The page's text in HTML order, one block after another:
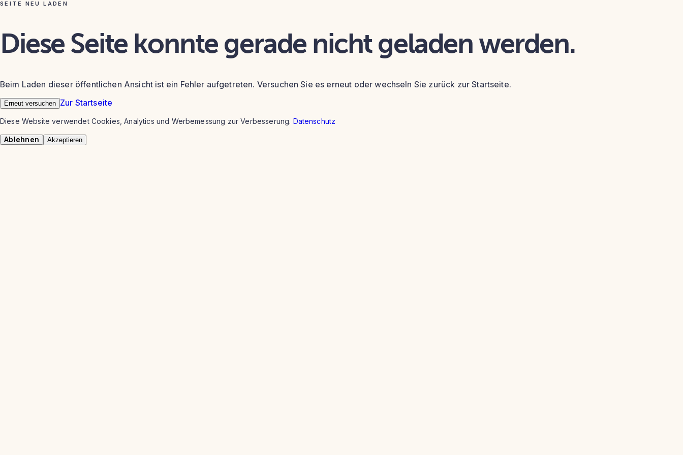
SEITE NEU LADEN
Diese Seite konnte gerade nicht geladen werden.
Beim Laden dieser öffentlichen Ansicht ist ein Fehler aufgetreten. Versuchen Sie es erneut oder wechseln Sie zurück zur Startseite.
Erneut versuchen Zur Startseite
Diese Website verwendet Cookies, Analytics und Werbemessung zur Verbesserung. Datenschutz
Ablehnen Akzeptieren